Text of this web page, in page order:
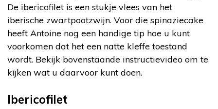
De ibericofilet is een stukje vlees van het
iberische zwartpootzwijn. Voor die spinaziecake
heeft Antoine nog een handige tip hoe u kunt
voorkomen dat het een natte kleffe toestand
wordt. Bekijk bovenstaande instructievideo om te
kijken wat u daarvoor kunt doen.
Ibericofilet